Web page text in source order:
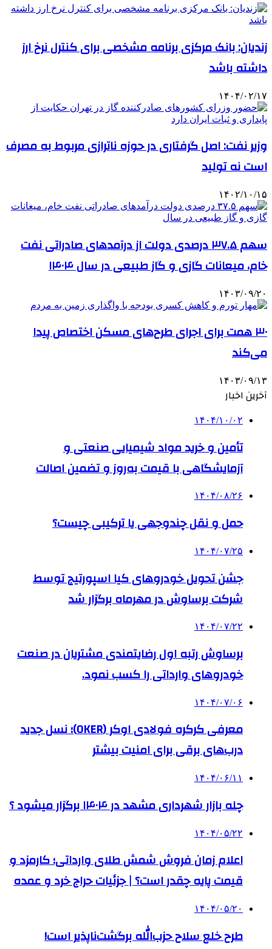
زندیان: بانک مرکزی برنامه مشخصی برای کنترل نرخ ارز
داشته باشد
۱۴۰۴/۰۲/۱۷
وزیر نفت: اصل گرفتاری در حوزه ناترازی مربوط به مصرف
است نه تولید
۱۴۰۲/۱۰/۱۵
سهم ۳۷.۵ درصدی دولت از درآمدهای صادراتی نفت
خام، میعانات گازی و گاز طبیعی در سال ۱۴۰۴
۱۴۰۳/۰۹/۲۰
۳۰ همت برای اجرای طرح‌های مسکن اختصاص پیدا
می‌کند
۱۴۰۳/۰۹/۱۳
آخرین اخبار
۱۴۰۴/۱۰/۰۲
تأمین و خرید مواد شیمیایی صنعتی و
آزمایشگاهی با قیمت به‌روز و تضمین اصالت
۱۴۰۴/۰۸/۲۶
حمل و نقل چندوجهی یا ترکیبی چیست؟
۱۴۰۴/۰۷/۲۵
جشن تحویل خودروهای کیا اسپورتیج توسط
شرکت برساوش در مهرماه برگزار شد
۱۴۰۴/۰۷/۲۲
برساوش رتبه اول رضایتمندی مشتریان در صنعت
خودروهای وارداتی را کسب نمود.
۱۴۰۴/۰۷/۰۶
معرفی کرکره فولادی اوکر (OKER)؛ نسل جدید
درب‌های برقی برای امنیت بیشتر
۱۴۰۴/۰۶/۱۱
چله بازار شهرداری مشهد در ۱۴۰۴ برگزار میشود ؟
۱۴۰۴/۰۵/۲۲
اعلام زمان فروش شمش طلای وارداتی؛ کارمزد و
قیمت پایه چقدر است؟ | جزئیات حراج خرد و عمده
۱۴۰۴/۰۵/۲۰
طرح خلع سلاح حزب‌الله برگشت‌ناپذیر است!